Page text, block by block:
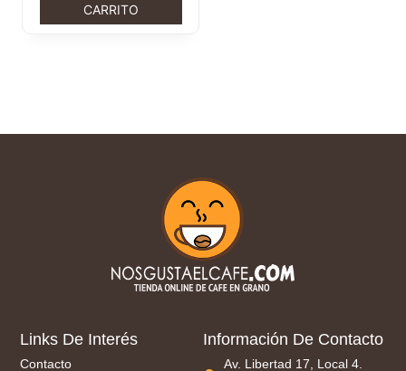
CARRITO
Links De Interés
Contacto
Información De Contacto
Av. Libertad 17, Local 4.